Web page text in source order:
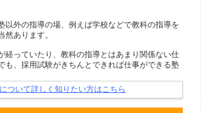
外の指導の場、例えば学校などで教科の指導を
あります。
経っていたり、教科の指導とはあまり関係ない仕
、採用試験がきちんとできれば仕事ができる塾
ついて詳しく知りたい方はこちら